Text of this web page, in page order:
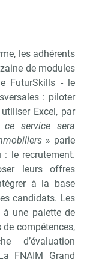
les adhérents
de modules
FuturSkills - le
: piloter
Excel, par
service sera
» parie
: le recrutement.
leurs offres
à la base
candidats. Les
à une palette de
compétences,
d’évaluation
FNAIM Grand